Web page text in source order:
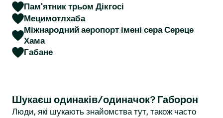
Пам'ятник трьом Дікгосі
Мецимотлхаба
Міжнародний аеропорт імені сера Сереце
Хама
Габане
Шукаєш одинаків/одиначок? Габорон
Люди, які шукають знайомства тут, також часто